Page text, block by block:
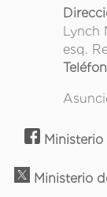
Lynch
esq.
Ministerio
Ministerio